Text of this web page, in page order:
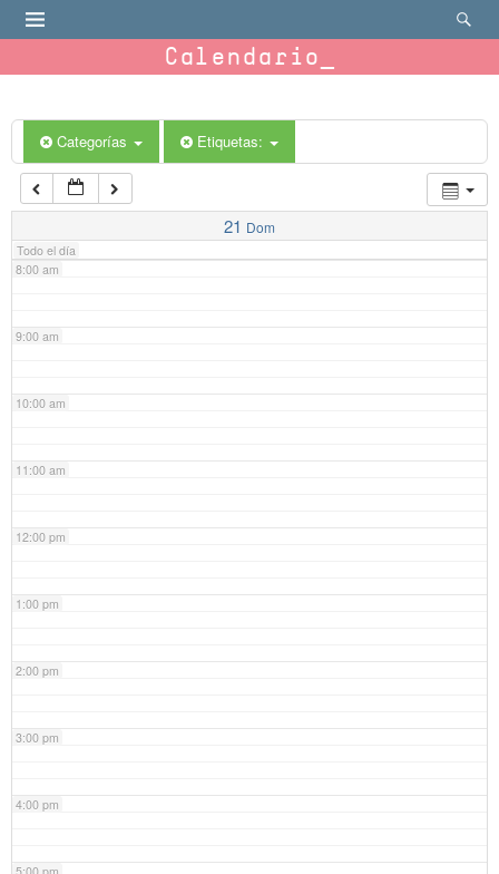
Calendario
Categorías Etiquetas:
21 Dom
Todo el día
6:00 am
7:00 am
8:00 am
9:00 am
10:00 am
11:00 am
12:00 pm
1:00 pm
2:00 pm
3:00 pm
4:00 pm